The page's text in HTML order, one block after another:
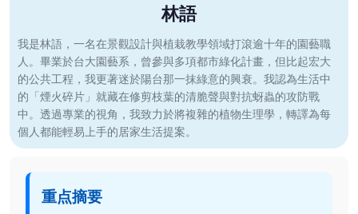
林語
我是林語，一名在景觀設計與植栽教學領域打滾逾十年的園藝職
人。畢業於台大園藝系，曾參與多項都市綠化計畫，但比起宏大
的公共工程，我更著迷於陽台那一抹綠意的興衰。我認為生活中
的「煙火碎片」就藏在修剪枝葉的清脆聲與對抗蚜蟲的攻防戰
中。透過專業的視角，我致力於將複雜的植物生理學，轉譯為每
個人都能輕易上手的居家生活提案。
重点摘要